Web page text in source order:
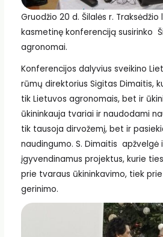
Gruodžio 20 d. Šilalės r.
kasmetinę konferenciją susirinko
agronomai.
Konferencijos dalyvius sveikino
rūmų direktorius Sigitas Dimaitis,
tik Lietuvos agronomais, bet ir
ūkininkauja tvariai ir naudodami
tik tausoja dirvožemį, bet ir
naudingumo. S. Dimaitis apžvelgė ir
įgyvendinamus projektus, kurie
prie tvaraus ūkininkavimo, tiek
gerinimo.